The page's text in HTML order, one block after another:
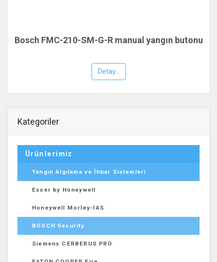
Bosch FMC-210-SM-G-R manual yangın butonu
Detay...
Kategoriler
Ürünlerimiz
Yangın Algılama ve İhbar Sistemleri
Esser by Honeywell
Honeywell Morley-IAS
BOSCH Security
Siemens CERBERUS PRO